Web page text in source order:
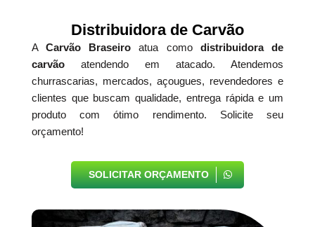
Distribuidora de Carvão
ACarvão Braseiro atua como distribuidora de
carvãoatendendo em atacado. Atendemos
churrascarias, mercados, açougues, revendedores e
clientes que buscam qualidade, entrega rápida e um
produto com ótimo rendimento. Solicite seu
orçamento!
SOLICITAR ORÇAMENTO